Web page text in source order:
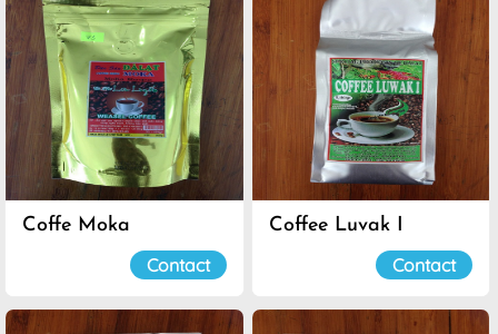
Coffe Moka
Contact
Coffee Luvak I
Contact